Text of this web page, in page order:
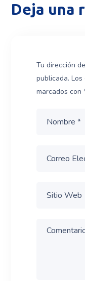
Deja una
Tu dirección
publicada. Los
marcados con